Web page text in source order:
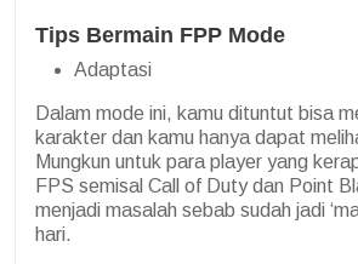
Tips Bermain FPP Mode
Adaptasi
Dalam mode ini, kamu dituntut bisa
karakter dan kamu hanya dapat
Mungkun untuk para player yang
FPS semisal Call of Duty dan Point
menjadi masalah sebab sudah jadi
hari.